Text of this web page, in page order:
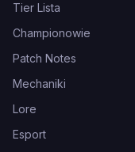
Tier Lista
Championowie
Patch Notes
Mechaniki
Lore
Esport